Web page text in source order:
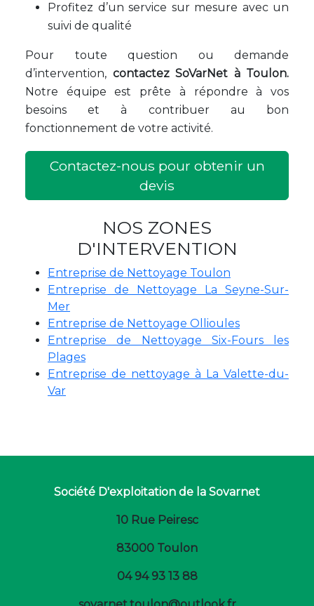
Profitez d’un service sur mesure avec un
suivi de qualité
Pour toute question ou demande
d’intervention, contactez SoVarNet à Toulon.
Notre équipe est prête à répondre à vos
besoins et à contribuer au bon
fonctionnement de votre activité.
Contactez-nous pour obtenir un
devis
NOS ZONES
D'INTERVENTION
Entreprise de Nettoyage Toulon
Entreprise de Nettoyage La Seyne-Sur-
Mer
Entreprise de Nettoyage Ollioules
Entreprise de Nettoyage Six-Fours les
Plages
Entreprise de nettoyage à La Valette-du-
Var
Société D'exploitation de la Sovarnet
10 Rue Peiresc
83000 Toulon
04 94 93 13 88